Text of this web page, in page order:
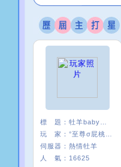
標 題：
玩 家：
伺服器： 熱情牡羊
人 氣： 16625